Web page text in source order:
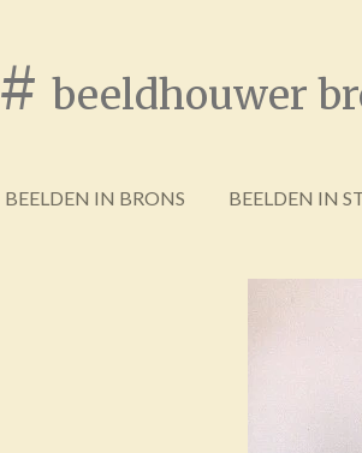
# beeldhouwer
BEELDEN IN BRONS BEELDEN IN